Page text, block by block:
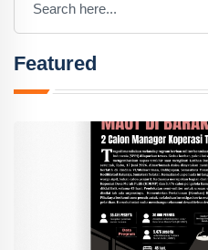
Featured